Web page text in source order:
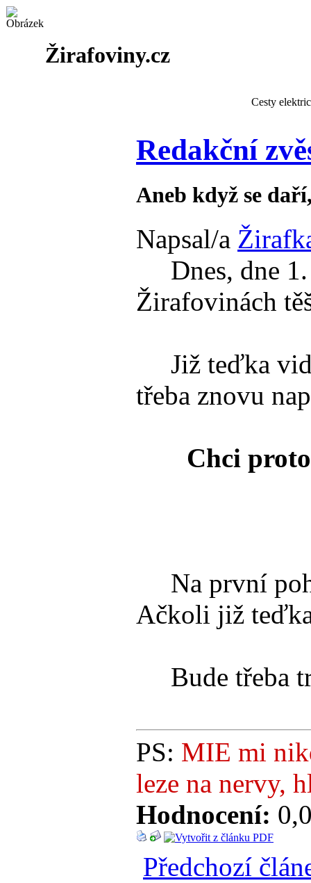
Žirafoviny.cz
Cesty
Redakční
Aneb když se
Napsal/a
Dnes, dne 1.
Žirafovinách
Již teďka
třeba znovu
Chci
Na první
Ačkoli již
Bude třeba
PS: MIE mi
leze na nervy,
Hodnocení:
Předchozí